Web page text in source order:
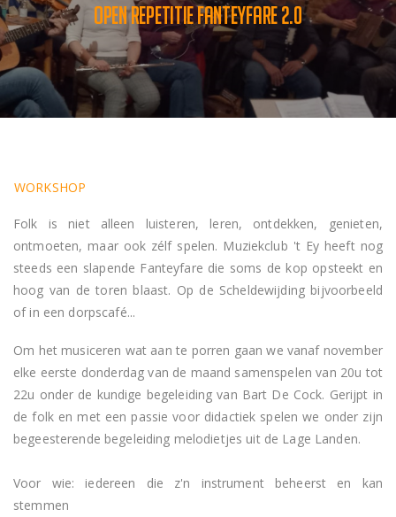
OPEN REPETITIE FANTEYFARE 2.0
WORKSHOP
Folk is niet alleen luisteren, leren, ontdekken, genieten,
ontmoeten, maar ook zélf spelen. Muziekclub 't Ey heeft nog
steeds een slapende Fanteyfare die soms de kop opsteekt en
hoog van de toren blaast. Op de Scheldewijding bijvoorbeeld
of in een dorpscafé...
Om het musiceren wat aan te porren gaan we vanaf november
elke eerste donderdag van de maand samenspelen van 20u tot
22u onder de kundige begeleiding van Bart De Cock. Gerijpt in
de folk en met een passie voor didactiek spelen we onder zijn
begeesterende begeleiding melodietjes uit de Lage Landen.
Voor wie: iedereen die z'n instrument beheerst en kan
stemmen